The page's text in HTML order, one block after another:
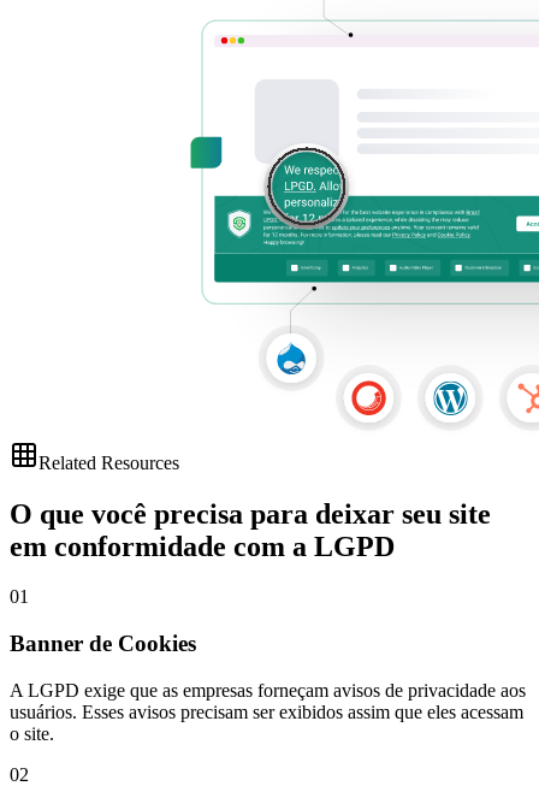
Related Resources
O que você precisa para deixar seu site
em conformidade com a LGPD
01
Banner de Cookies
A LGPD exige que as empresas forneçam avisos de privacidade aos
usuários. Esses avisos precisam ser exibidos assim que eles acessam
o site.
02